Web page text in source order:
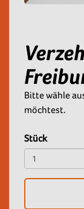
Bitte wähle
möchtest.
Stück